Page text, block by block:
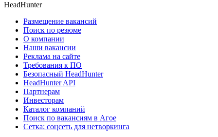
HeadHunter
Размещение вакансий
Поиск по резюме
О компании
Наши вакансии
Реклама на сайте
Требования к ПО
Безопасный HeadHunter
HeadHunter API
Партнерам
Инвесторам
Каталог компаний
Поиск по вакансиям в Агое
Сетка: соцсеть для нетворкинга